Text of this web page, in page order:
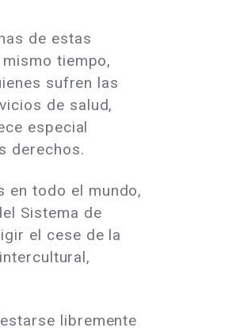
de estas
tiempo,
sufren las
de salud,
especial
derechos.
en todo el mundo,
Sistema de
el cese de la
libremente